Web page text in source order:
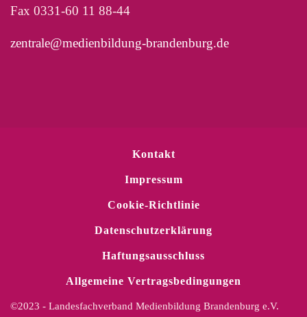
Fax 0331-60 11 88-44
zentrale@medienbildung-brandenburg.de
Kontakt
Impressum
Cookie-Richtlinie
Datenschutzerklärung
Haftungsausschluss
Allgemeine Vertragsbedingungen
©2023 - Landesfachverband Medienbildung Brandenburg e.V.